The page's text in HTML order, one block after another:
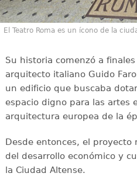
El Teatro Roma es un ícono de la
Su historia comenzó a
arquitecto italiano Guido
un edificio que buscaba
espacio digno para las artes
arquitectura europea de la
Desde entonces, el
del desarrollo económico y
la Ciudad Altense.